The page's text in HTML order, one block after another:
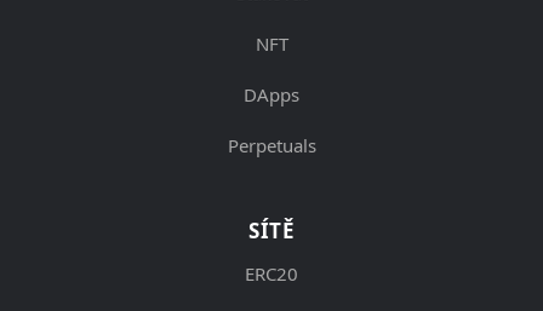
NFT
DApps
Perpetuals
SÍTĚ
ERC20